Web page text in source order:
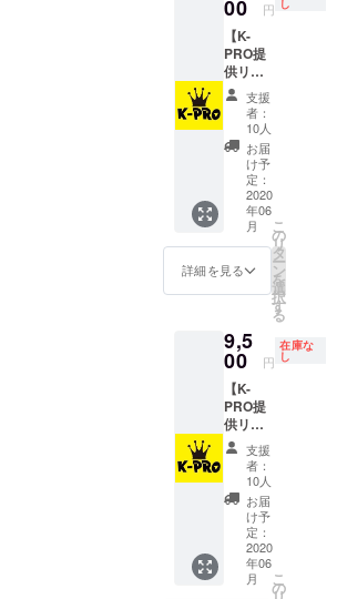
配布さ
れ、
また幅
広い対
象の
ネット
やSNS
の告知
に記載
され広
まりま
す。
（実施
日は６
月から
要相
談。）
決めら
れる。
スケ
ジュー
ル状況
によっ
てブッ
キング
できな
いこと
もある
のでK-
PROと
要相
談。 あ
は世に
出して
も出さ
なくて
も大丈
夫で
す。
（実施
日は６
月から
要相
談）
00 円 し
【K-
PRO提
供リ
ター
ン】 『
(こっそ
りあな
たの)バ
ティオ
スネタ
祭り』
コロナ
収束後
のいず
れかの
公演
ンバー
と企画
を決め
られ
る。 ス
ケ
ジュー
ル状況
によっ
てブッ
キング
できな
いこと
もある
のでK-
支援
者：
10人
お届
け予
定：
2020
年06
月
詳細を見る
こ
の
リ
タ
ー
ン
を
選
択
す
る
9,5
00 円
在庫な
し
【K-
PRO提
供リ
ター
ン】
『K-
PROラ
イブの
出囃子
を決め
よう』
コロナ
支援
者：
10人
お届
け予
定：
2020
年06
月
こ
の